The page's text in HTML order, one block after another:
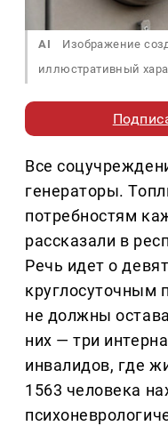
AI
Изображение
иллюстративный
Все
генераторы.
потребностям
рассказали в
Речь идет о
круглосуточным
не должны
них — три
инвалидов, где
1563 человека